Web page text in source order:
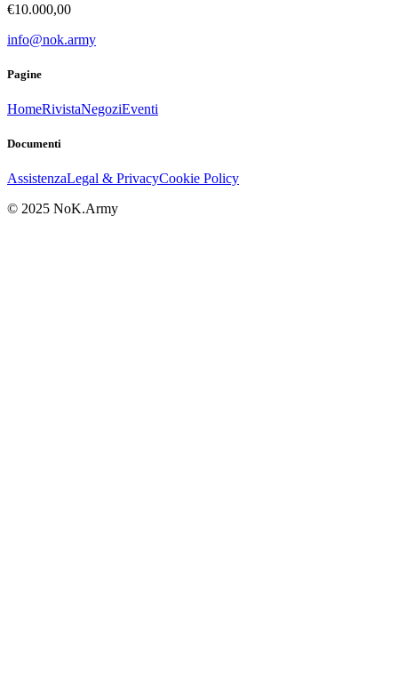
€10.000,00
info@nok.army
Pagine
HomeRivistaNegoziEventi
Documenti
AssistenzaLegal & PrivacyCookie Policy
© 2025 NoK.Army